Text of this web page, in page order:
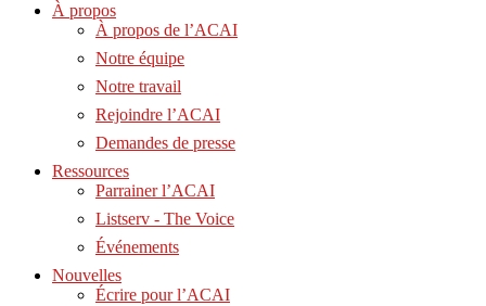
À propos
À propos de l’ACAI
Notre équipe
Notre travail
Rejoindre l’ACAI
Demandes de presse
Ressources
Parrainer l’ACAI
Listserv - The Voice
Événements
Nouvelles
Écrire pour l’ACAI